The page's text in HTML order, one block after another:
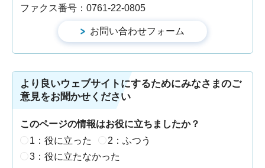
ファクス番号：0761-22-0805
より良いウェブサイトにするためにみなさまのご
意見をお聞かせください
このページの情報はお役に立ちましたか？
1：役に立った
2：ふつう
3：役に立たなかった